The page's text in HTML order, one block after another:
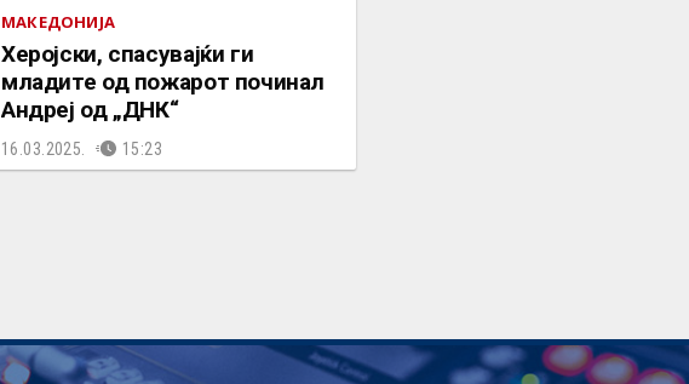
МАКЕДОНИЈА
Херојски, спасувајќи ги
младите од пожарот починал
Андреј од „ДНК“
16.03.2025. 15:23